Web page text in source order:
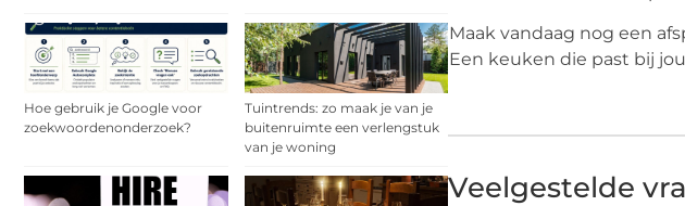
Hoe gebruik je Google voor
zoekwoordenonderzoek?
Tuintrends: zo maak je van je
buitenruimte een verlengstuk
van je woning
Maak vandaag nog een
Een keuken die past bij
Veelgestelde